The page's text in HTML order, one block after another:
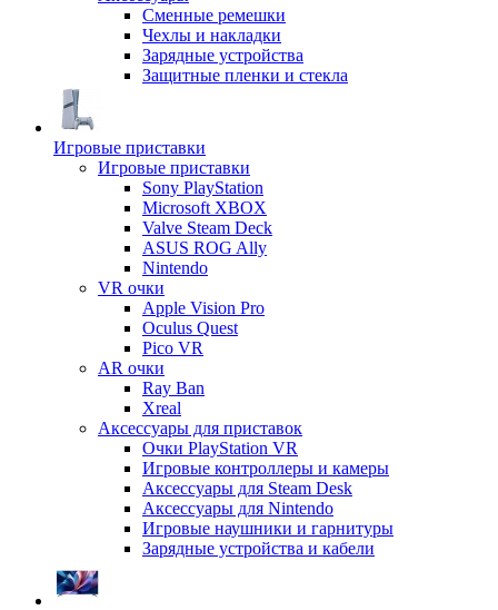
Сменные ремешки
Чехлы и накладки
Зарядные устройства
Защитные пленки и стекла
Игровые приставки
Игровые приставки
Sony PlayStation
Microsoft XBOX
Valve Steam Deck
ASUS ROG Ally
Nintendo
VR очки
Apple Vision Pro
Oculus Quest
Pico VR
AR очки
Ray Ban
Xreal
Аксессуары для приставок
Очки PlayStation VR
Игровые контроллеры и камеры
Аксессуары для Steam Desk
Аксессуары для Nintendo
Игровые наушники и гарнитуры
Зарядные устройства и кабели